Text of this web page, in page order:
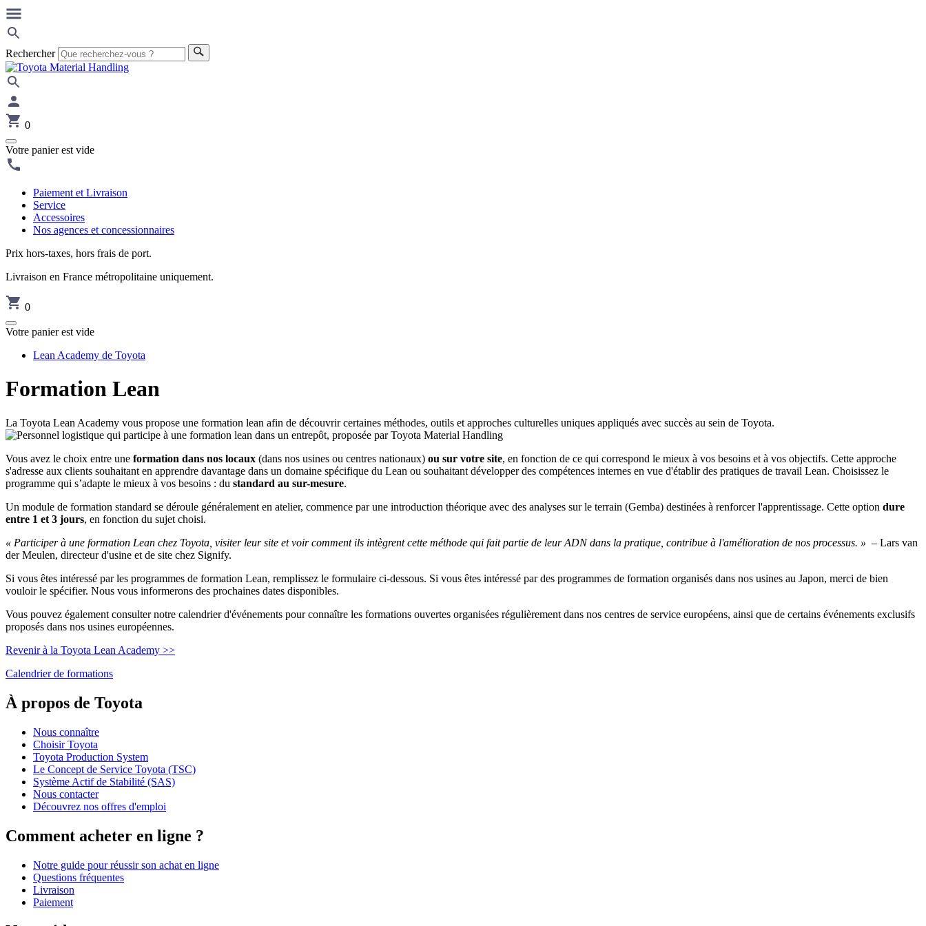
Rechercher
0
Votre panier est vide
Paiement et Livraison
Service
Accessoires
Nos agences et concessionnaires
Prix hors-taxes, hors frais de port.
Livraison en France métropolitaine uniquement.
0
Votre panier est vide
Lean Academy de Toyota
Formation Lean
La Toyota Lean Academy vous propose une formation lean afin de découvrir certaines méthodes, outils et approches culturelles uniques appliqués avec succès au sein de Toyota.
Vous avez le choix entre une formation dans nos locaux (dans nos usines ou centres nationaux) ou sur votre site, en fonction de ce qui correspond le mieux à vos besoins et à vos objectifs. Cette approche
s'adresse aux clients souhaitant en apprendre davantage dans un domaine spécifique du Lean ou souhaitant développer des compétences internes en vue d'établir des pratiques de travail Lean. Choisissez le
programme qui s’adapte le mieux à vos besoins : du standard au sur-mesure.
Un module de formation standard se déroule généralement en atelier, commence par une introduction théorique avec des analyses sur le terrain (Gemba) destinées à renforcer l'apprentissage. Cette option dure
entre 1 et 3 jours, en fonction du sujet choisi.
« Participer à une formation Lean chez Toyota, visiter leur site et voir comment ils intègrent cette méthode qui fait partie de leur ADN dans la pratique, contribue à l'amélioration de nos processus. » – Lars van
der Meulen, directeur d'usine et de site chez Signify.
Si vous êtes intéressé par les programmes de formation Lean, remplissez le formulaire ci-dessous. Si vous êtes intéressé par des programmes de formation organisés dans nos usines au Japon, merci de bien
vouloir le spécifier. Nous vous informerons des prochaines dates disponibles.
Vous pouvez également consulter notre calendrier d'événements pour connaître les formations ouvertes organisées régulièrement dans nos centres de service européens, ainsi que de certains événements exclusifs
proposés dans nos usines européennes.
Revenir à la Toyota Lean Academy >>
Calendrier de formations
À propos de Toyota
Nous connaître
Choisir Toyota
Toyota Production System
Le Concept de Service Toyota (TSC)
Système Actif de Stabilité (SAS)
Nous contacter
Découvrez nos offres d'emploi
Comment acheter en ligne ?
Notre guide pour réussir son achat en ligne
Questions fréquentes
Livraison
Paiement